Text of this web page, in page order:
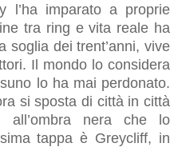
l’ha imparato a proprie
tra ring e vita reale ha
soglia dei trent’anni, vive
Il mondo lo considera
lo ha mai perdonato.
si sposta di città in città
all’ombra nera che lo
tappa è Greycliff, in